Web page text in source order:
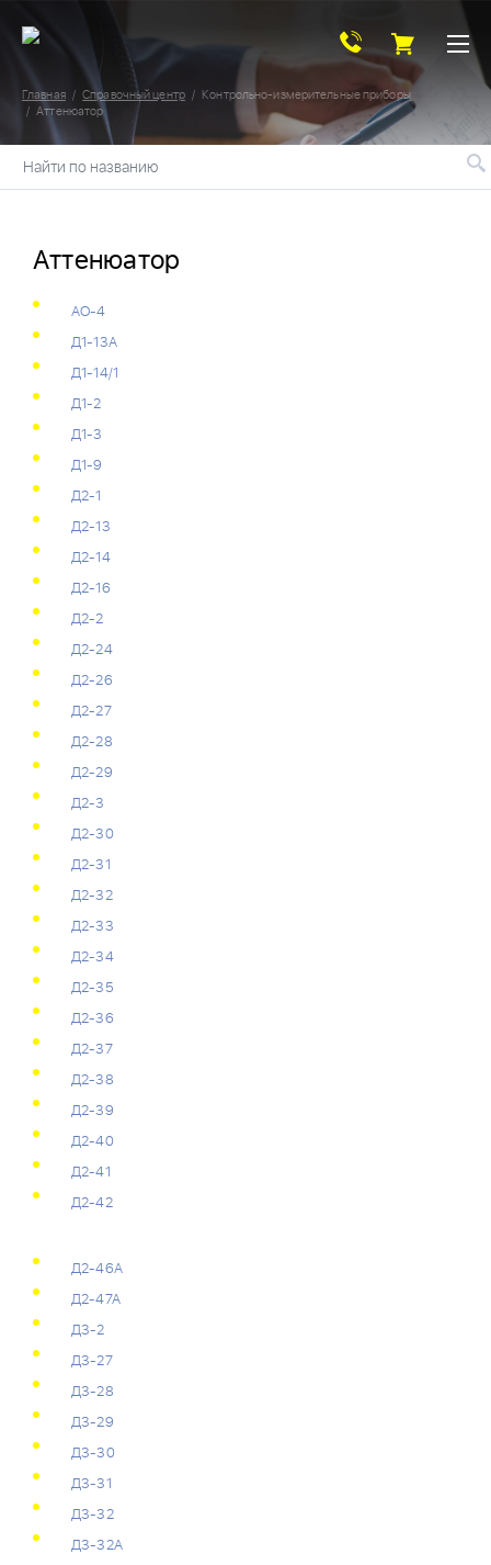
Главная Справочный центр
Контрольно-измерительные приборы
Аттенюатор
Найти по названию
Аттенюатор
АО-4
Д1-13А
Д1-14/1
Д1-2
Д1-3
Д1-9
Д2-1
Д2-13
Д2-14
Д2-16
Д2-2
Д2-24
Д2-26
Д2-27
Д2-28
Д2-29
Д2-3
Д2-30
Д2-31
Д2-32
Д2-33
Д2-34
Д2-35
Д2-36
Д2-37
Д2-38
Д2-39
Д2-40
Д2-41
Д2-42
Д2-46А
Д2-47А
Д3-2
Д3-27
Д3-28
Д3-29
Д3-30
Д3-31
Д3-32
Д3-32А